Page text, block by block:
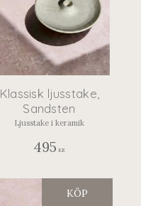
Klassisk ljusstake,
Sandsten
Ljusstake i keramik
495 KR
KÖP